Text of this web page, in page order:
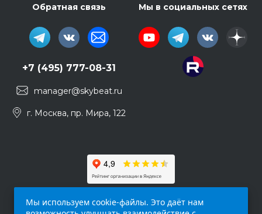
Обратная связь
+7 (495) 777-08-31
manager@skybeat.ru
г. Москва, пр. Мира, 122
Мы в социальных сетях
Мы используем cookie-файлы. Это даёт нам